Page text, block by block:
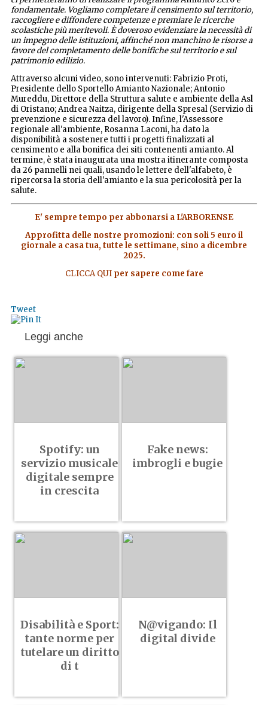
fondamentale. Vogliamo completare il censimento sul territorio,
raccogliere e diffondere competenze e premiare le ricerche
scolastiche più meritevoli. È doveroso evidenziare la necessità di
un impegno delle istituzioni, affinché non manchino le risorse a
favore del completamento delle bonifiche sul territorio e sul
patrimonio edilizio.
Attraverso alcuni video, sono intervenuti: Fabrizio Proti,
Presidente dello Sportello Amianto Nazionale; Antonio
Mureddu, Direttore della Struttura salute e ambiente della Asl
di Oristano; Andrea Naitza, dirigente della Spresal (Servizio di
prevenzione e sicurezza del lavoro). Infine, l'Assessore
regionale all'ambiente, Rosanna Laconi, ha dato la
disponibilità a sostenere tutti i progetti finalizzati al
censimento e alla bonifica dei siti contenenti amianto. Al
termine, è stata inaugurata una mostra itinerante composta
da 26 pannelli nei quali, usando le lettere dell'alfabeto, è
ripercorsa la storia dell'amianto e la sua pericolosità per la
salute.
E' sempre tempo per abbonarsi a L'ARBORENSE
Approfitta delle nostre promozioni: con soli 5 euro il
giornale a casa tua, tutte le settimane, sino a dicembre
2025.
CLICCA QUIper sapere come fare
Tweet
Leggi anche
Spotify: un
servizio musicale
digitale sempre
in crescita
Fake news:
imbrogli e bugie
Disabilità e Sport:
tante norme per
tutelare un diritto
di t
N@vigando: Il
digital divide